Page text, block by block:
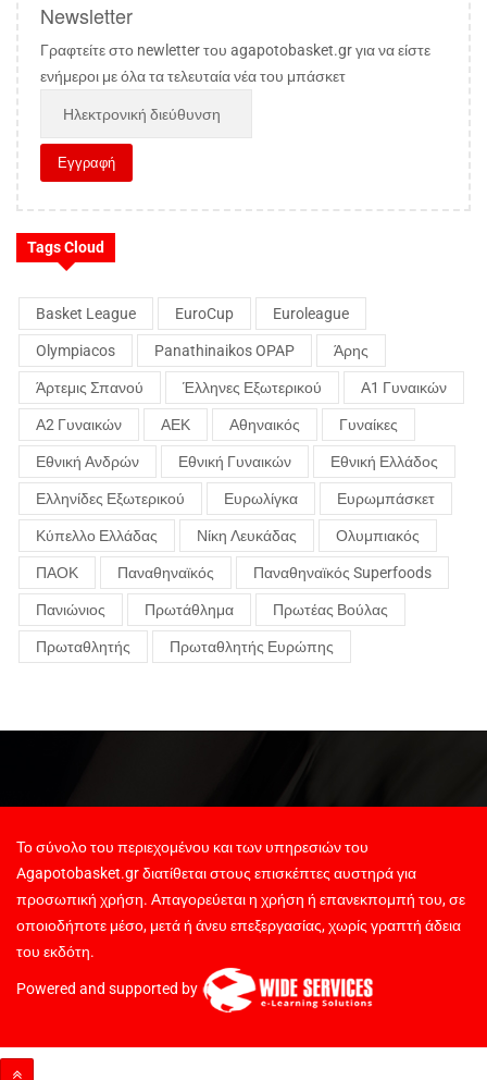
Newsletter
Γραφτείτε στο newletter του agapotobasket.gr για να είστε
ενήμεροι με όλα τα τελευταία νέα του μπάσκετ
Tags Cloud
Basket League EuroCup Euroleague
Olympiacos Panathinaikos OPAP Άρης
Άρτεμις Σπανού Έλληνες Εξωτερικού Α1 Γυναικών
Α2 Γυναικών ΑΕΚ Αθηναικός Γυναίκες
Εθνική Ανδρών Εθνική Γυναικών Εθνική Ελλάδος
Ελληνίδες Εξωτερικού Ευρωλίγκα Ευρωμπάσκετ
Κύπελλο Ελλάδας Νίκη Λευκάδας Ολυμπιακός
ΠΑΟΚ Παναθηναϊκός Παναθηναϊκός Superfoods
Πανιώνιος Πρωτάθλημα Πρωτέας Βούλας
Πρωταθλητής Πρωταθλητής Ευρώπης
Το σύνολο του περιεχομένου και των υπηρεσιών του
Agapotobasket.gr διατίθεται στους επισκέπτες αυστηρά για
προσωπική χρήση. Απαγορεύεται η χρήση ή επανεκπομπή του, σε
οποιοδήποτε μέσο, μετά ή άνευ επεξεργασίας, χωρίς γραπτή άδεια
του εκδότη.
Powered and supported by